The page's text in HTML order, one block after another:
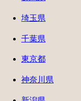
埼玉県
千葉県
東京都
神奈川県